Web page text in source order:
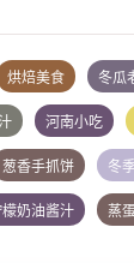
烘焙美食 冬瓜
河南小吃
葱香手抓饼 冬
奶油酱汁 蒸